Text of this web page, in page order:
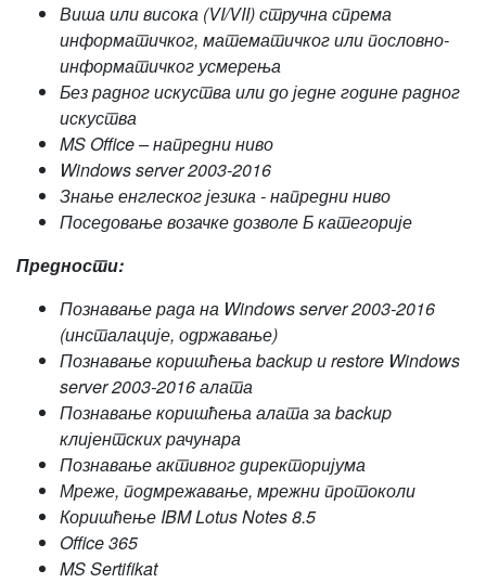
Виша или висока (VI/VII) стручна спрема
информатичког, математичког или пословно-
информатичког усмерења
Без радног искуства или до једне године радног
искуства
MS Office – напредни ниво
Windows server 2003-2016
Знање енглеског језика - напредни ниво
Поседовање возачке дозволе Б категорије
Предности:
Познавање рада на Windows server 2003-2016
(инсталације, одржавање)
Познавање коришћења backup и restore Windows
server 2003-2016 алата
Познавање коришћења алата за backup
клијентских рачунара
Познавање активног директоријума
Мреже, подмрежавање, мрежни протоколи
Коришћење IBM Lotus Notes 8.5
Office 365
MS Sertifikat